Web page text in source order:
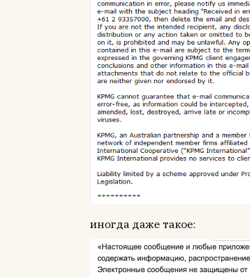
иногда даже такое: